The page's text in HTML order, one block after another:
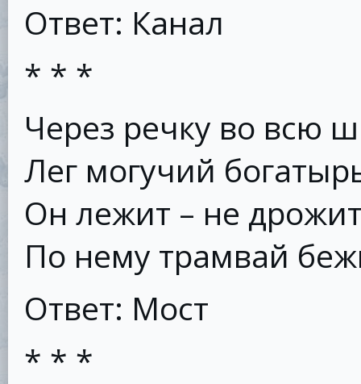
Ответ: Канал
* * *
Через речку во всю
Лег могучий
Он лежит – не
По нему трамвай
Ответ: Мост
* * *